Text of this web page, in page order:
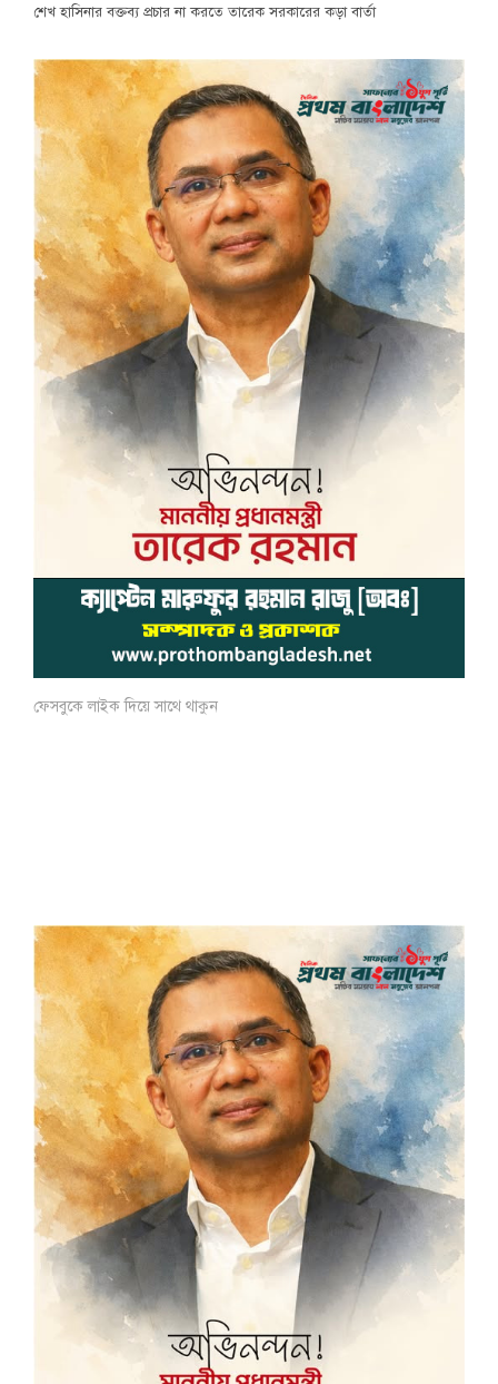
শেখ হাসিনার বক্তব্য প্রচার না করতে তারেক সরকারের কড়া বার্তা
ফেসবুকে লাইক দিয়ে সাথে থাকুন